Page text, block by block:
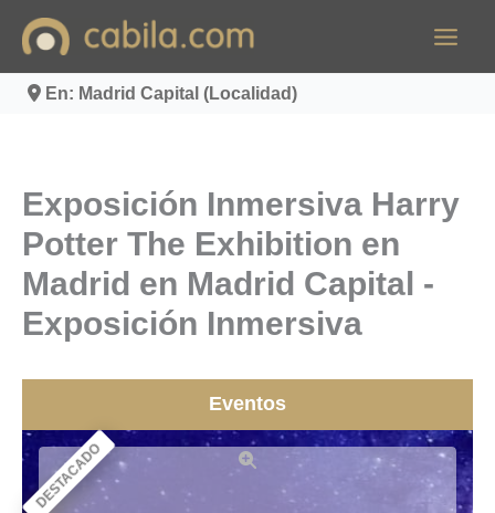
contenido
En: Madrid Capital (Localidad)
Exposición Inmersiva Harry
Potter The Exhibition en
Madrid en Madrid Capital -
Exposición Inmersiva
Eventos
DESTACADO